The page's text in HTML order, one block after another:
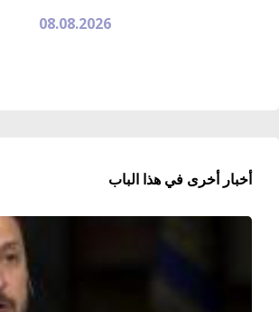
08.08.2026
أخبار أخرى في هذا الباب